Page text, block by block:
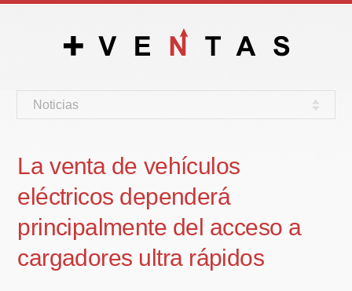
Noticias
La venta de vehículos
eléctricos dependerá
principalmente del acceso a
cargadores ultra rápidos